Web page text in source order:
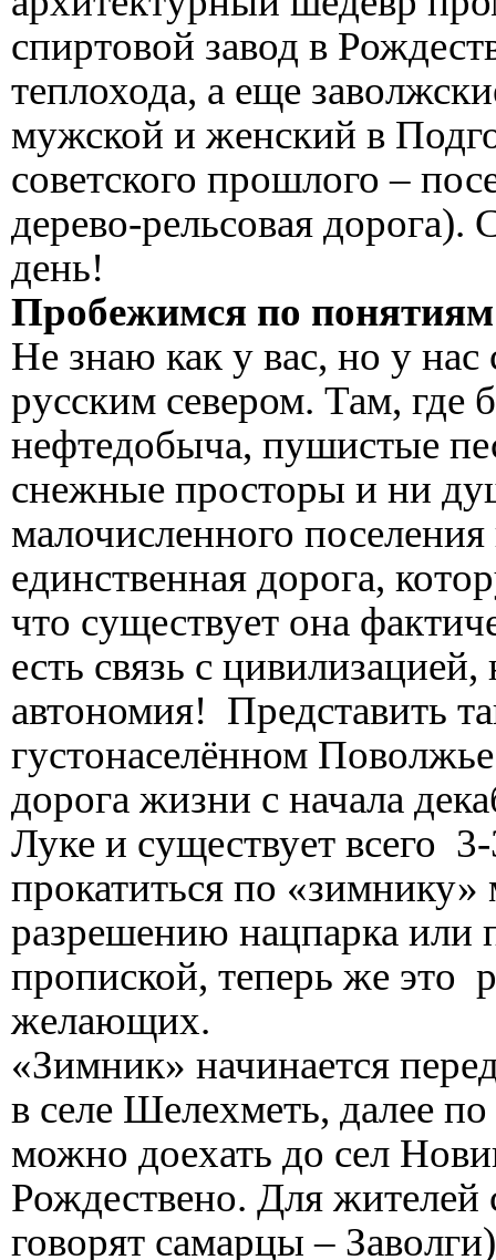
спиртовой завод в
теплохода, а еще
мужской и женский в
советского прошлого –
дерево-рельсовая дорога).
день!
Пробежимся по понятиям
Не знаю как у вас, но у нас
русским севером. Там, где
нефтедобыча, пушистые
снежные просторы и ни
малочисленного поселения
единственная дорога,
что существует она
есть связь с
автономия! Представить
густонаселённом
дорога жизни с начала
Луке и существует всего
прокатиться по
разрешению нацпарка или
пропиской, теперь же это
желающих.
«Зимник» начинается
в селе Шелехметь, далее
можно доехать до сел
Рождествено. Для
говорят самарцы –